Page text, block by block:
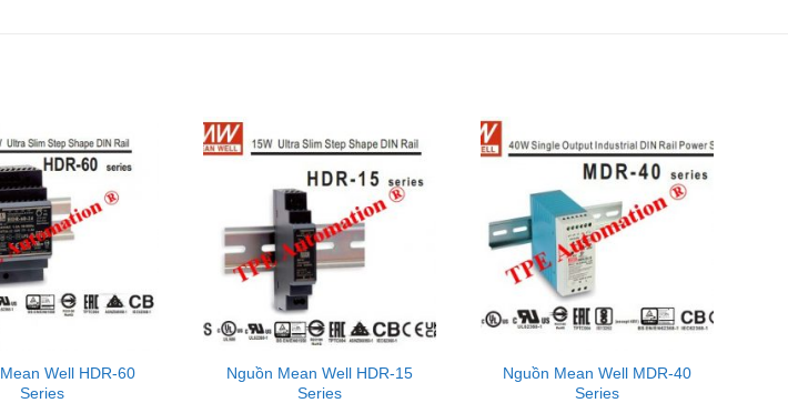
Well HDR-60
Series
Nguồn Mean Well HDR-15
Series
Nguồn Mean Well MDR-40
Series